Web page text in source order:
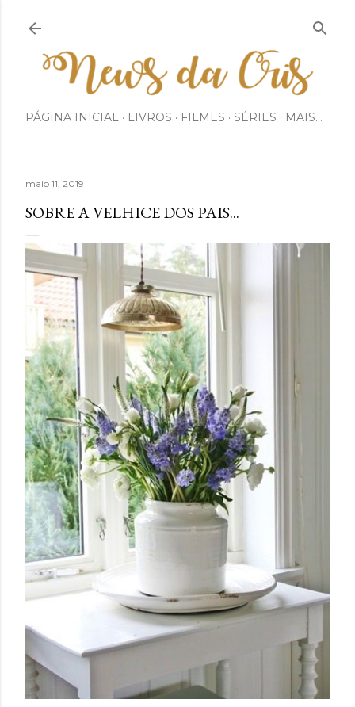
PÁGINA INICIAL LIVROS FILMES SÉRIES MAIS…
maio 11, 2019
SOBRE A VELHICE DOS PAIS...